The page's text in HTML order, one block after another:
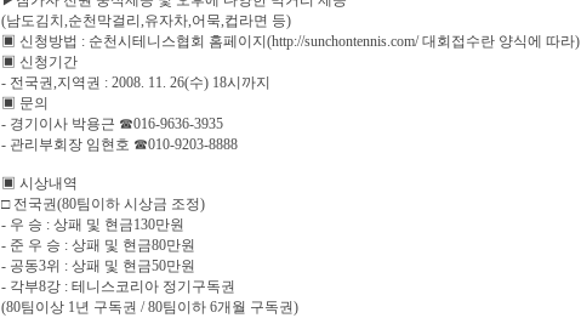
(남도김치,순천막걸리,유자차,어묵,컵라면 등)
▣ 신청방법 : 순천시테니스협회 홈페이지(http://sunchontennis.com/ 대회접수란 양식에 따라)
▣ 신청기간
- 전국권,지역권 : 2008. 11. 26(수) 18시까지
▣ 문의
- 경기이사 박용근 ☎016-9636-3935
- 관리부회장 임현호 ☎010-9203-8888
▣ 시상내역
□ 전국권(80팀이하 시상금 조정)
- 우 승 : 상패 및 현금130만원
- 준 우 승 : 상패 및 현금80만원
- 공동3위 : 상패 및 현금50만원
- 각부8강 : 테니스코리아 정기구독권
(80팀이상 1년 구독권 / 80팀이하 6개월 구독권)